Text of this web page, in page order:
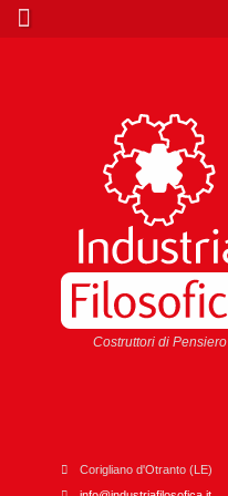
Costruttori di Pensiero
Corigliano d'Otranto (LE)